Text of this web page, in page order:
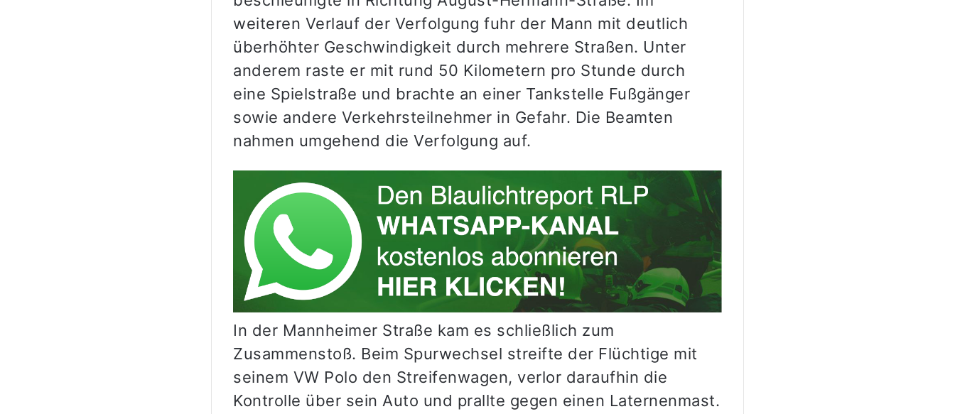
weiteren Verlauf der Verfolgung fuhr der Mann mit deutlich
überhöhter Geschwindigkeit durch mehrere Straßen. Unter
anderem raste er mit rund 50 Kilometern pro Stunde durch
eine Spielstraße und brachte an einer Tankstelle Fußgänger
sowie andere Verkehrsteilnehmer in Gefahr. Die Beamten
nahmen umgehend die Verfolgung auf.
In der Mannheimer Straße kam es schließlich zum
Zusammenstoß. Beim Spurwechsel streifte der Flüchtige mit
seinem VW Polo den Streifenwagen, verlor daraufhin die
Kontrolle über sein Auto und prallte gegen einen Laternenmast.